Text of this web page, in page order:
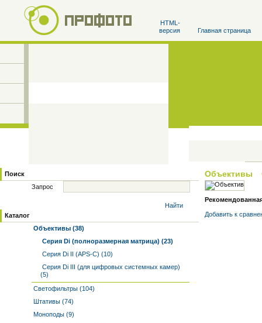
HTML-
версия
Главная страница
Поиск
Запрос
Найти
Каталог
Объективы (38)
Серия Di (полноразмерная матрица) (23)
Серия Di II (APS-C) (10)
Серия Di III (для цифровых системных камер)
(5)
Светофильтры (104)
Штативы (74)
Моноподы (9)
Объективы
Добавить к